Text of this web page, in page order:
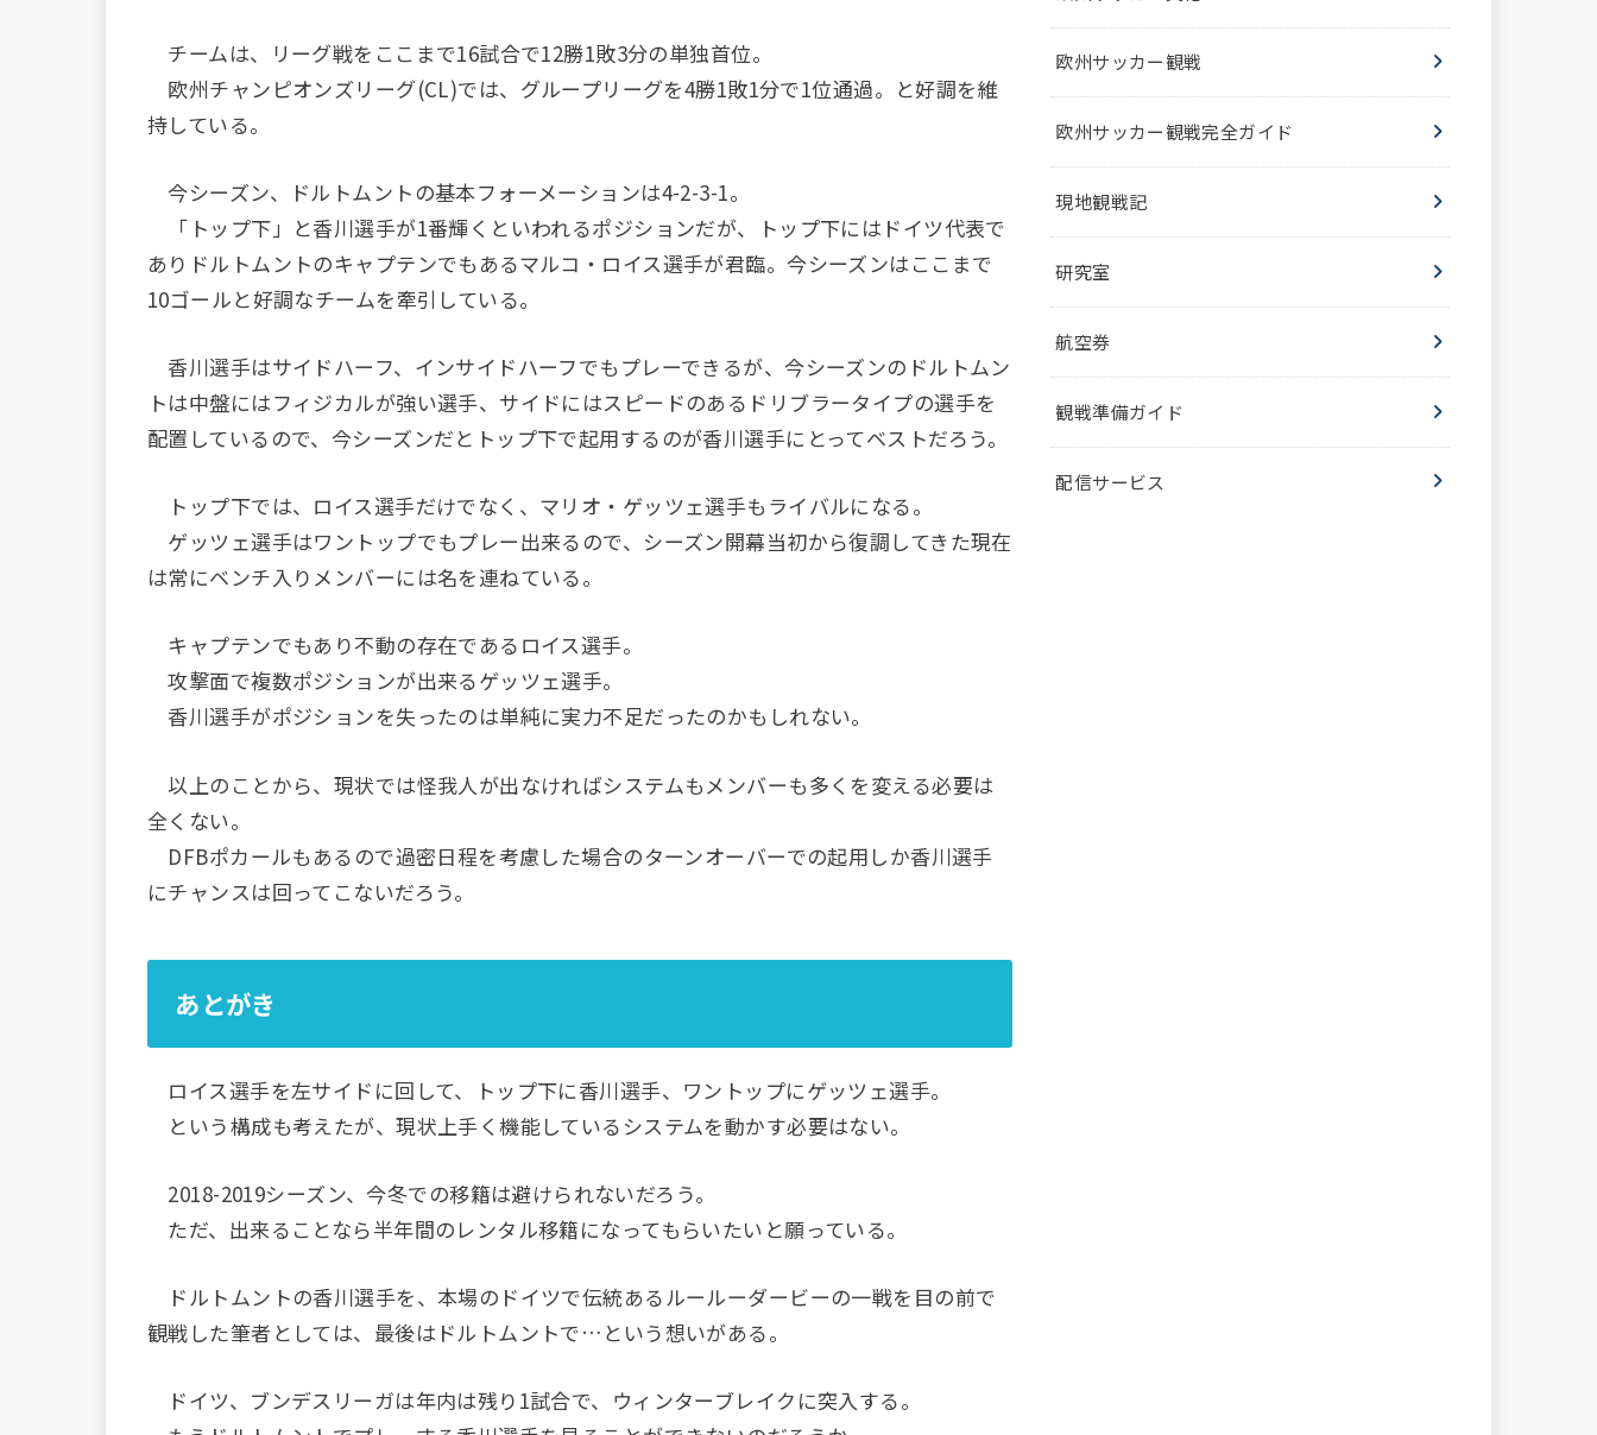
チームは、リーグ戦をここまで16試合で12勝1敗3分の単独首位。
欧州チャンピオンズリーグ(CL)では、グループリーグを4勝1敗1分で1位通過。と好調を維
持している。
今シーズン、ドルトムントの基本フォーメーションは4-2-3-1。
「トップ下」と香川選手が1番輝くといわれるポジションだが、トップ下にはドイツ代表で
ありドルトムントのキャプテンでもあるマルコ・ロイス選手が君臨。今シーズンはここまで
10ゴールと好調なチームを牽引している。
香川選手はサイドハーフ、インサイドハーフでもプレーできるが、今シーズンのドルトムン
トは中盤にはフィジカルが強い選手、サイドにはスピードのあるドリブラータイプの選手を
配置しているので、今シーズンだとトップ下で起用するのが香川選手にとってベストだろう。
トップ下では、ロイス選手だけでなく、マリオ・ゲッツェ選手もライバルになる。
ゲッツェ選手はワントップでもプレー出来るので、シーズン開幕当初から復調してきた現在
は常にベンチ入りメンバーには名を連ねている。
キャプテンでもあり不動の存在であるロイス選手。
攻撃面で複数ポジションが出来るゲッツェ選手。
香川選手がポジションを失ったのは単純に実力不足だったのかもしれない。
以上のことから、現状では怪我人が出なければシステムもメンバーも多くを変える必要は
全くない。
DFBポカールもあるので過密日程を考慮した場合のターンオーバーでの起用しか香川選手
にチャンスは回ってこないだろう。
あとがき
ロイス選手を左サイドに回して、トップ下に香川選手、ワントップにゲッツェ選手。
という構成も考えたが、現状上手く機能しているシステムを動かす必要はない。
2018-2019シーズン、今冬での移籍は避けられないだろう。
ただ、出来ることなら半年間のレンタル移籍になってもらいたいと願っている。
ドルトムントの香川選手を、本場のドイツで伝統あるルールーダービーの一戦を目の前で
観戦した筆者としては、最後はドルトムントで…という想いがある。
ドイツ、ブンデスリーガは年内は残り1試合で、ウィンターブレイクに突入する。
欧州サッカー観戦
欧州サッカー観戦完全ガイド
現地観戦記
研究室
航空券
観戦準備ガイド
配信サービス